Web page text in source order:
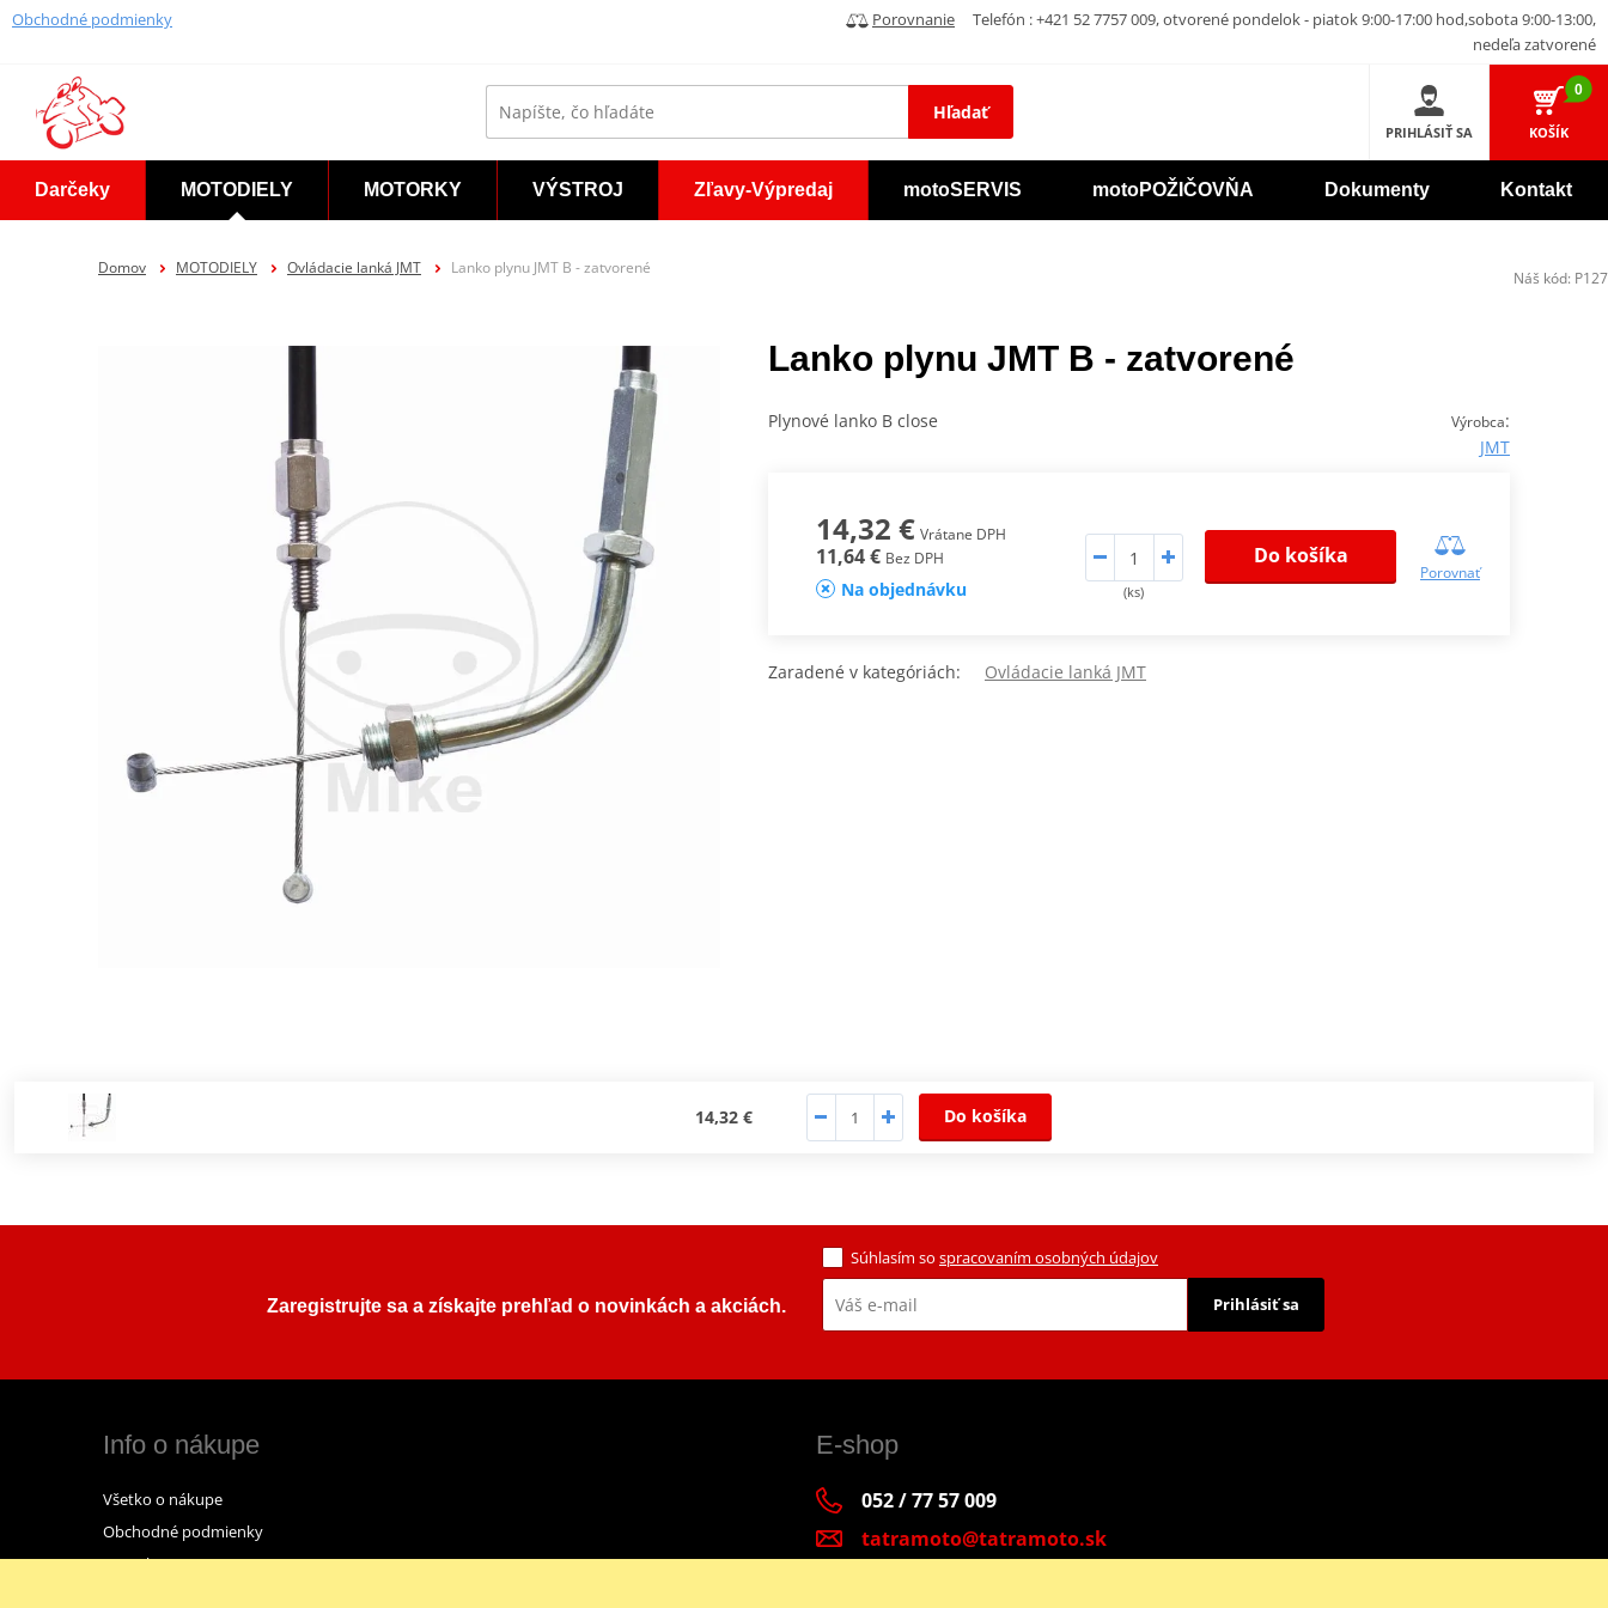
Obchodné podmienky Porovnanie
Telefón : +421 52 7757 009, otvorené pondelok - piatok 9:00-17:00 hod,sobota 9:00-13:00,
nedeľa zatvorené
Hľadať
PRIHLÁSIŤ SA
0
KOŠÍK
Darčeky MOTODIELY MOTORKY VÝSTROJ Zľavy-Výpredaj motoSERVIS motoPOŽIČOVŇA Dokumenty Kontakt
Domov MOTODIELY Ovládacie lanká JMT Lanko plynu JMT B - zatvorené
Lanko plynu JMT B - zatvorené
Výrobca:
JMT
Plynové lanko B close
14,32 € Vrátane DPH
11,64 € Bez DPH
Na objednávku (ks)
Do košíka
Porovnať
Zaradené v kategóriách: Ovládacie lanká JMT
14,32 € Do košíka
Náš kód: P127
Zaregistrujte sa a získajte prehľad o novinkách a akciách.
Súhlasím so spracovaním osobných údajov
Prihlásiť sa
Info o nákupe
Všetko o nákupe
Obchodné podmienky
Kontakt
E-shop
052 / 77 57 009
tatramoto@tatramoto.sk